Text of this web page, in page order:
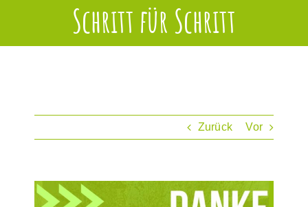
Schritt für Schritt
Zurück Vor
Zeige